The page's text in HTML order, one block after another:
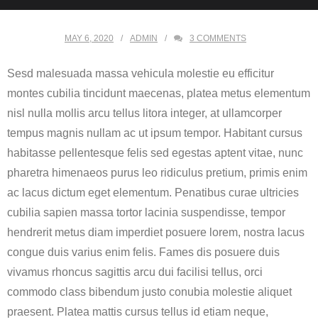
MAY 6, 2020 ADMIN 3 COMMENTS
Sesd malesuada massa vehicula molestie eu efficitur
montes cubilia tincidunt maecenas, platea metus elementum
nisl nulla mollis arcu tellus litora integer, at ullamcorper
tempus magnis nullam ac ut ipsum tempor. Habitant cursus
habitasse pellentesque felis sed egestas aptent vitae, nunc
pharetra himenaeos purus leo ridiculus pretium, primis enim
ac lacus dictum eget elementum. Penatibus curae ultricies
cubilia sapien massa tortor lacinia suspendisse, tempor
hendrerit metus diam imperdiet posuere lorem, nostra lacus
congue duis varius enim felis. Fames dis posuere duis
vivamus rhoncus sagittis arcu dui facilisi tellus, orci
commodo class bibendum justo conubia molestie aliquet
praesent. Platea mattis cursus tellus id etiam neque,